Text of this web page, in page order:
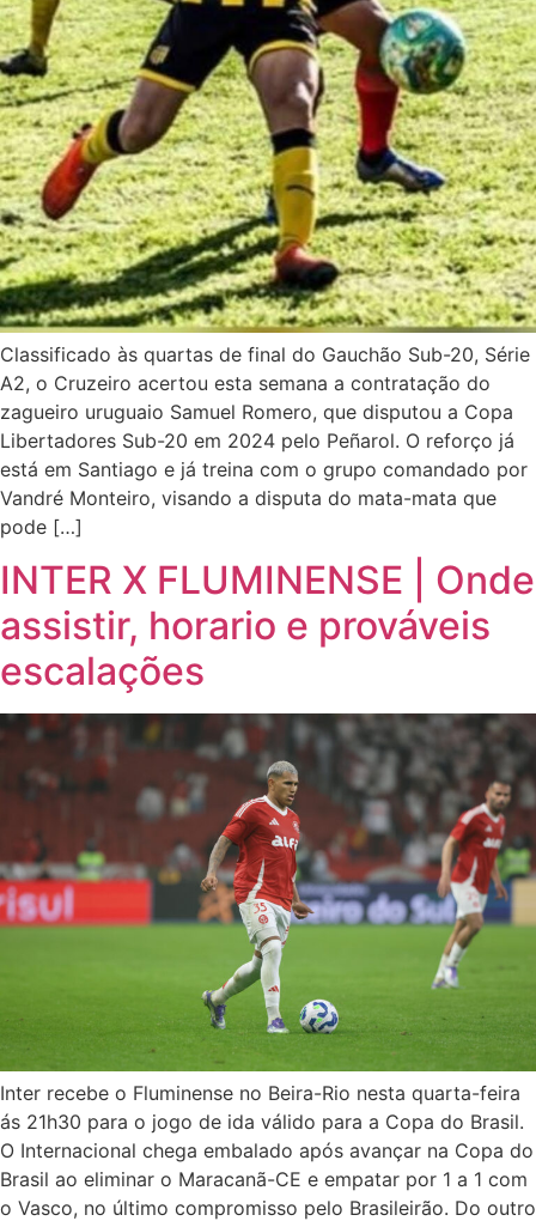
Classificado às quartas de final do Gauchão Sub-20, Série
A2, o Cruzeiro acertou esta semana a contratação do
zagueiro uruguaio Samuel Romero, que disputou a Copa
Libertadores Sub-20 em 2024 pelo Peñarol. O reforço já
está em Santiago e já treina com o grupo comandado por
Vandré Monteiro, visando a disputa do mata-mata que
pode […]
INTER X FLUMINENSE | Onde
assistir, horario e prováveis
escalações
Inter recebe o Fluminense no Beira-Rio nesta quarta-feira
ás 21h30 para o jogo de ida válido para a Copa do Brasil.
O Internacional chega embalado após avançar na Copa do
Brasil ao eliminar o Maracanã-CE e empatar por 1 a 1 com
o Vasco, no último compromisso pelo Brasileirão. Do outro